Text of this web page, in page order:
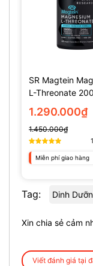
SR Magtein
L-Threonate
(135 Viên)
1.290.000₫
1.450.000₫
Miễn phí giao hàng
Tag: Dinh
Xin chia sẻ cảm
Viết đánh giá tại